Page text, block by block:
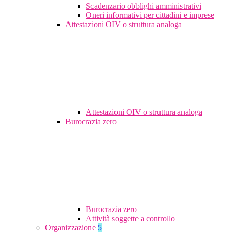
Scadenzario obblighi amministrativi
Oneri informativi per cittadini e imprese
Attestazioni OIV o struttura analoga
Attestazioni OIV o struttura analoga
Burocrazia zero
Burocrazia zero
Attività soggette a controllo
Organizzazione 5